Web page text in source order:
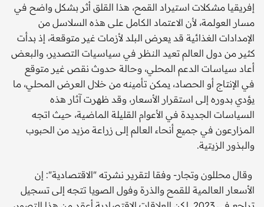
إفريقيا مشكلات استيراد القمح، هذا القلق أثر بشكل واضح في
مسار العولمة، لأن الاعتماد الكامل على هذه السلاسل من
الإمدادات الغذائية قد يعرض البلد لأزمات غير متوقعة، إذ بدأت
كثير من دول العالم تعيد النظر في سياسيات التصدير، والبعض
أعاد سياسات الدعم المحلي، وحالة حدوث نقص غير متوقع
في الإنتاج أو الحصاد، يمكن تأمينه من خلال العرض المحلي، ما
يؤدي بدوره إلى استقرار الأسعار، وقد ظهرت آثار هذه
السياسات الجديدة في الأعوام القليلة الماضية، حيث اتجه
المزارعون في جميع أنحاء العالم إلى زراعة مزيد من الحبوب
والبذور الزيتية.
وقال محللون وتجار- وفقا لتقرير نشرته "الاقتصادية": إن
الأسعار العالمية للقمح والذرة وفول الصويا تتجه إلى تسجيل